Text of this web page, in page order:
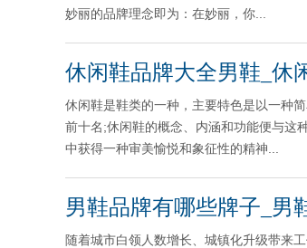
妙丽的品牌理念即为：在妙丽，你...
休闲鞋品牌大全男鞋_休
休闲鞋是鞋类的一种，主要特色是以一种
前十名;休闲鞋的概念、内涵和功能便与这
中获得一种审美愉悦和象征性的精神...
男鞋品牌有哪些牌子_男
随着城市白领人数增长、城镇化升级带来